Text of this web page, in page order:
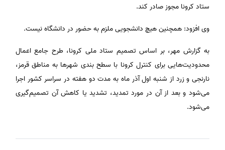
ستاد کرونا مجوز صادر کند.
وی افزود: همچنین هیچ دانشجویی ملزم به حضور در دانشگاه نیست.
به گزارش مهر، بر اساس تصمیم ستاد ملی کرونا، طرح جامع اعمال
محدودیت‌هایی برای کنترل کرونا با سطح بندی شهرها به مناطق قرمز،
نارنجی و زرد از شنبه اول آذر ماه به مدت دو هفته در سراسر کشور اجرا
می‌شود و بعد از آن در مورد تمدید، تشدید یا کاهش آن تصمیم‌گیری
می‌شود.